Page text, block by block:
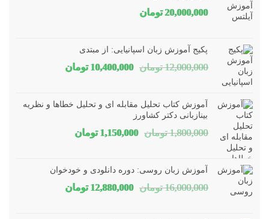
20,000,000 تومان
پکیج آموزش زبان اسپانیایی: از مبتدی
12,000,000 تومان قیمت
بود.
10,400,000 تومانقیمت
است.
آموزش کتاب تحلیل مقابله ای و تحلیل خطاها و نظریه
بینازبانی دکتر کشاورز
1,800,000 تومان قیمت
بود.
1,150,000 تومانقیمت
است.
آموزش زبان روسی: دوره دانلودی و خودخوان
16,000,000 تومان قیمت
12,880,000 تومانقیمت